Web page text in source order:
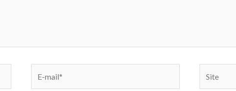
mail*